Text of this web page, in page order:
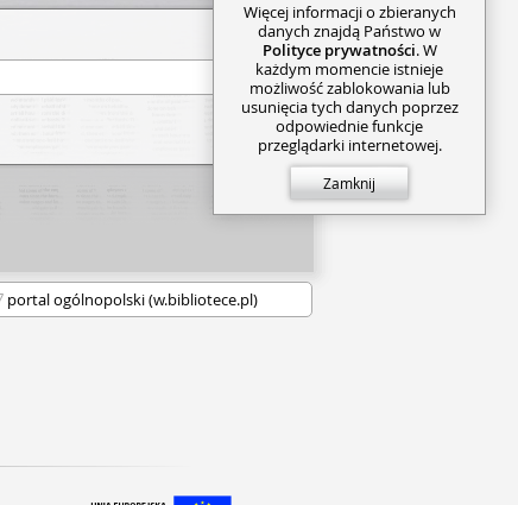
Więcej informacji o zbieranych
danych znajdą Państwo w
Polityce prywatności. W
każdym momencie istnieje
możliwość zablokowania lub
usunięcia tych danych poprzez
odpowiednie funkcje
przeglądarki internetowej.
Zamknij